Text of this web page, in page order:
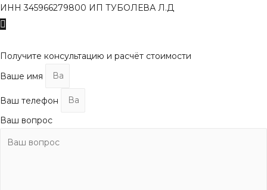
ИНН 345966279800 ИП ТУБОЛЕВА Л.Д
Получите консультацию и расчёт стоимости
Ваше имя
Ваш телефон
Ваш вопрос